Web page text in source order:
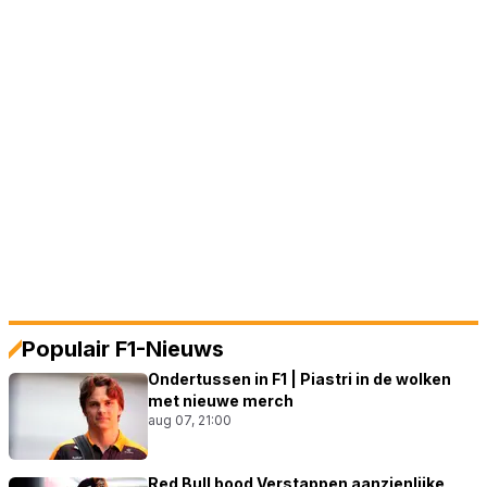
Populair F1-Nieuws
Ondertussen in F1 | Piastri in de wolken
met nieuwe merch
aug 07, 21:00
Red Bull bood Verstappen aanzienlijke